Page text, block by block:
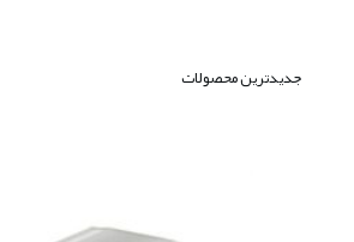
جدیدترین محصولات